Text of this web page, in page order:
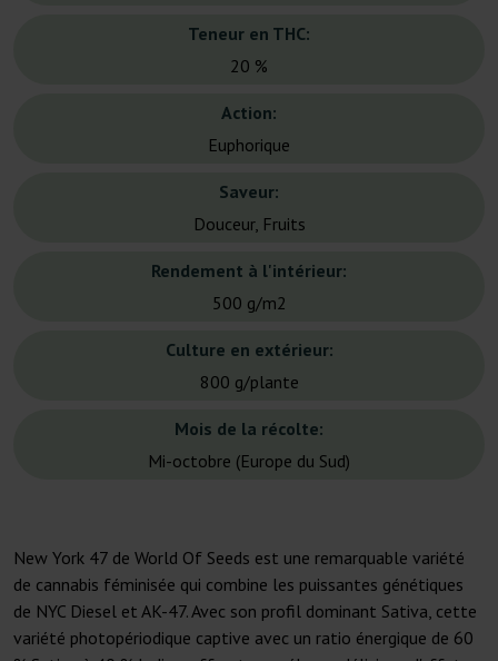
Teneur en THC:
20 %
Action:
Euphorique
Saveur:
Douceur, Fruits
Rendement à l'intérieur:
500 g/m2
Culture en extérieur:
800 g/plante
Mois de la récolte:
Mi-octobre (Europe du Sud)
New York 47 de World Of Seeds est une remarquable variété
de cannabis féminisée qui combine les puissantes génétiques
de NYC Diesel et AK-47. Avec son profil dominant Sativa, cette
variété photopériodique captive avec un ratio énergique de 60